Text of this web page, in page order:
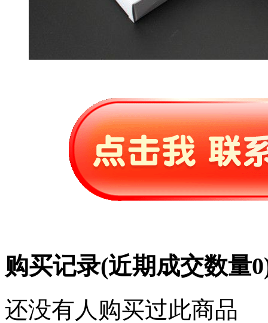
购买记录(近期成交数量0
还没有人购买过此商品